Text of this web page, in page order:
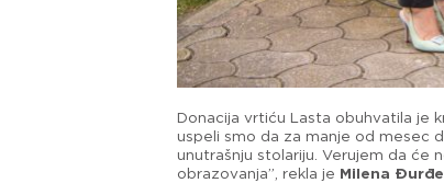
Donacija vrtiću Lasta obuhvatila je
uspeli smo da za manje od mesec
unutrašnju stolariju. Verujem da će
obrazovanja”, rekla je Milena